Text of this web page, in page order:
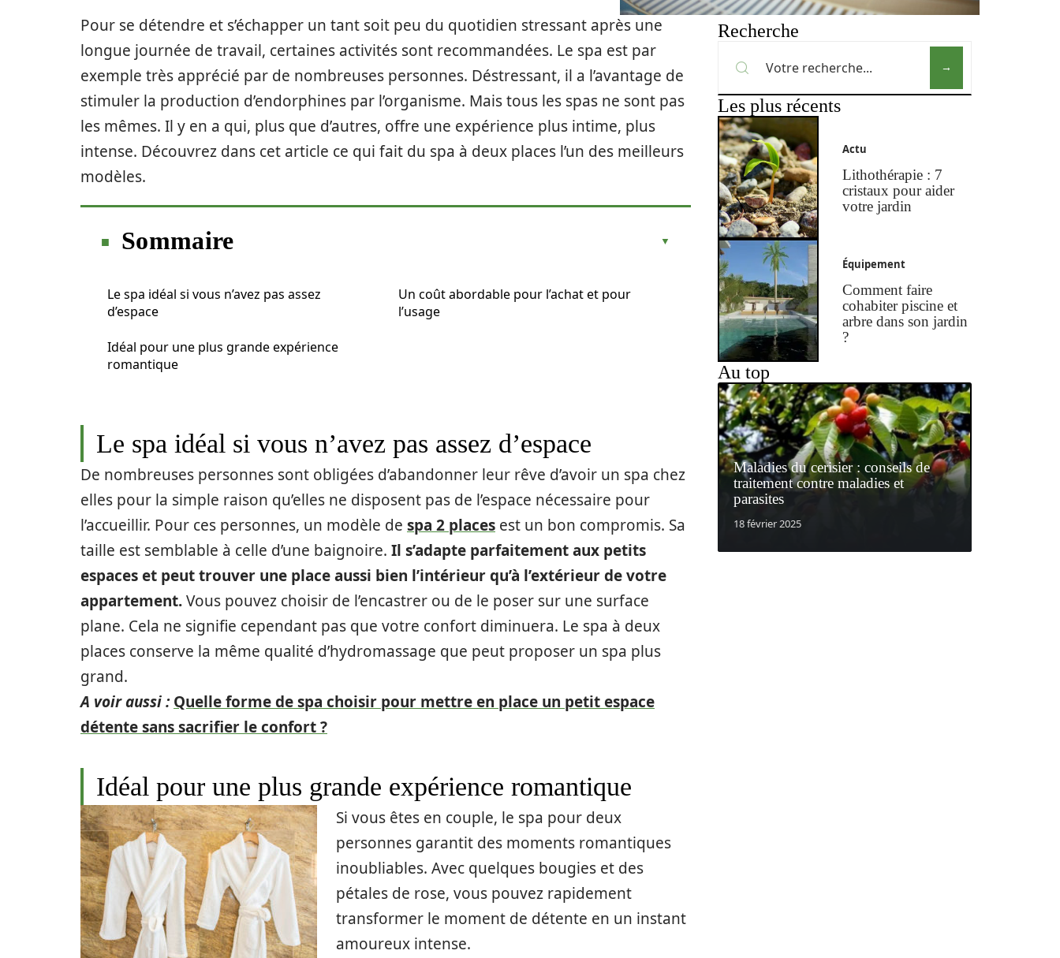
Pour se détendre et s’échapper un tant soit peu du quotidien stressant après une
longue journée de travail, certaines activités sont recommandées. Le spa est par
exemple très apprécié par de nombreuses personnes. Déstressant, il a l’avantage de
stimuler la production d’endorphines par l’organisme. Mais tous les spas ne sont pas
les mêmes. Il y en a qui, plus que d’autres, offre une expérience plus intime, plus
intense. Découvrez dans cet article ce qui fait du spa à deux places l’un des meilleurs
modèles.
Sommaire
Le spa idéal si vous n’avez pas assez
d’espace
Idéal pour une plus grande expérience
romantique
Un coût abordable pour l’achat et pour
l’usage
Le spa idéal si vous n’avez pas assez d’espace
De nombreuses personnes sont obligées d’abandonner leur rêve d’avoir un spa chez
elles pour la simple raison qu’elles ne disposent pas de l’espace nécessaire pour
l’accueillir. Pour ces personnes, un modèle de spa 2 places est un bon compromis. Sa
taille est semblable à celle d’une baignoire. Il s’adapte parfaitement aux petits
espaces et peut trouver une place aussi bien l’intérieur qu’à l’extérieur de votre
appartement.Vous pouvez choisir de l’encastrer ou de le poser sur une surface
plane. Cela ne signifie cependant pas que votre confort diminuera. Le spa à deux
places conserve la même qualité d’hydromassage que peut proposer un spa plus
grand.
A voir aussi : Quelle forme de spa choisir pour mettre en place un petit espace
détente sans sacrifier le confort ?
Idéal pour une plus grande expérience romantique
Si vous êtes en couple, le spa pour deux
personnes garantit des moments romantiques
inoubliables. Avec quelques bougies et des
pétales de rose, vous pouvez rapidement
transformer le moment de détente en un instant
amoureux intense.
Recherche
Les plus récents
Actu
Lithothérapie : 7
cristaux pour aider
votre jardin
Équipement
Comment faire
cohabiter piscine et
arbre dans son jardin
?
Au top
Maladies du cerisier : conseils de
traitement contre maladies et
parasites
18 février 2025